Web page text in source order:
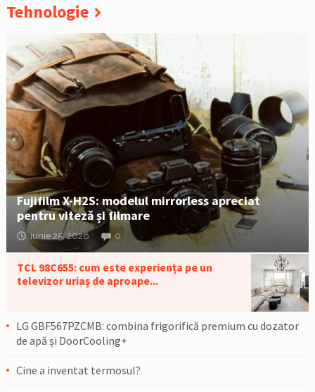
Tehnologie
Fujifilm X-H2S: modelul mirrorless apreciat
pentru viteză și filmare
iunie 25, 2026 0
TCL 98C655: cum este experiența pe un
televizor uriaș de aproape...
LG GBF567PZCMB: combina frigorifică premium cu dozator
de apă și DoorCooling+
Cine a inventat termosul?